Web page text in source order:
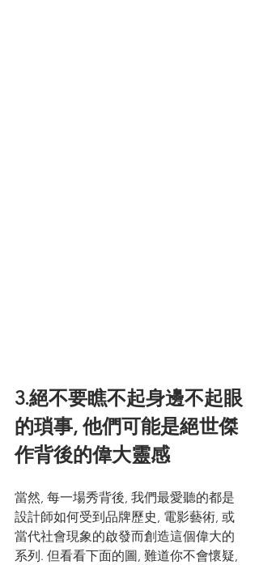
3.絕不要瞧不起身邊不起眼
的瑣事, 他們可能是絕世傑
作背後的偉大靈感
當然, 每一場秀背後, 我們最愛聽的都是
設計師如何受到品牌歷史, 電影藝術, 或
當代社會現象的啟發而創造這個偉大的
系列. 但看看下面的圖, 難道你不會懷疑,